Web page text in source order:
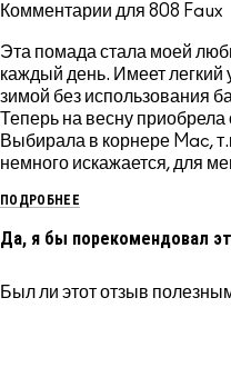
Комментарии для 808 Faux
Эта помада стала моей
каждый день. Имеет
зимой без использования
Теперь на весну
Выбирала в корнере Mac,
немного искажается, для
ПОДРОБНЕЕ
Да, я бы порекомендовал
Был ли этот отзыв